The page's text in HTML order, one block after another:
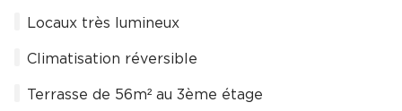
Locaux très lumineux
Climatisation réversible
Terrasse de 56m² au 3ème étage